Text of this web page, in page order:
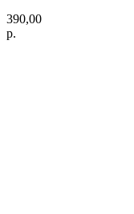
390,00
р.